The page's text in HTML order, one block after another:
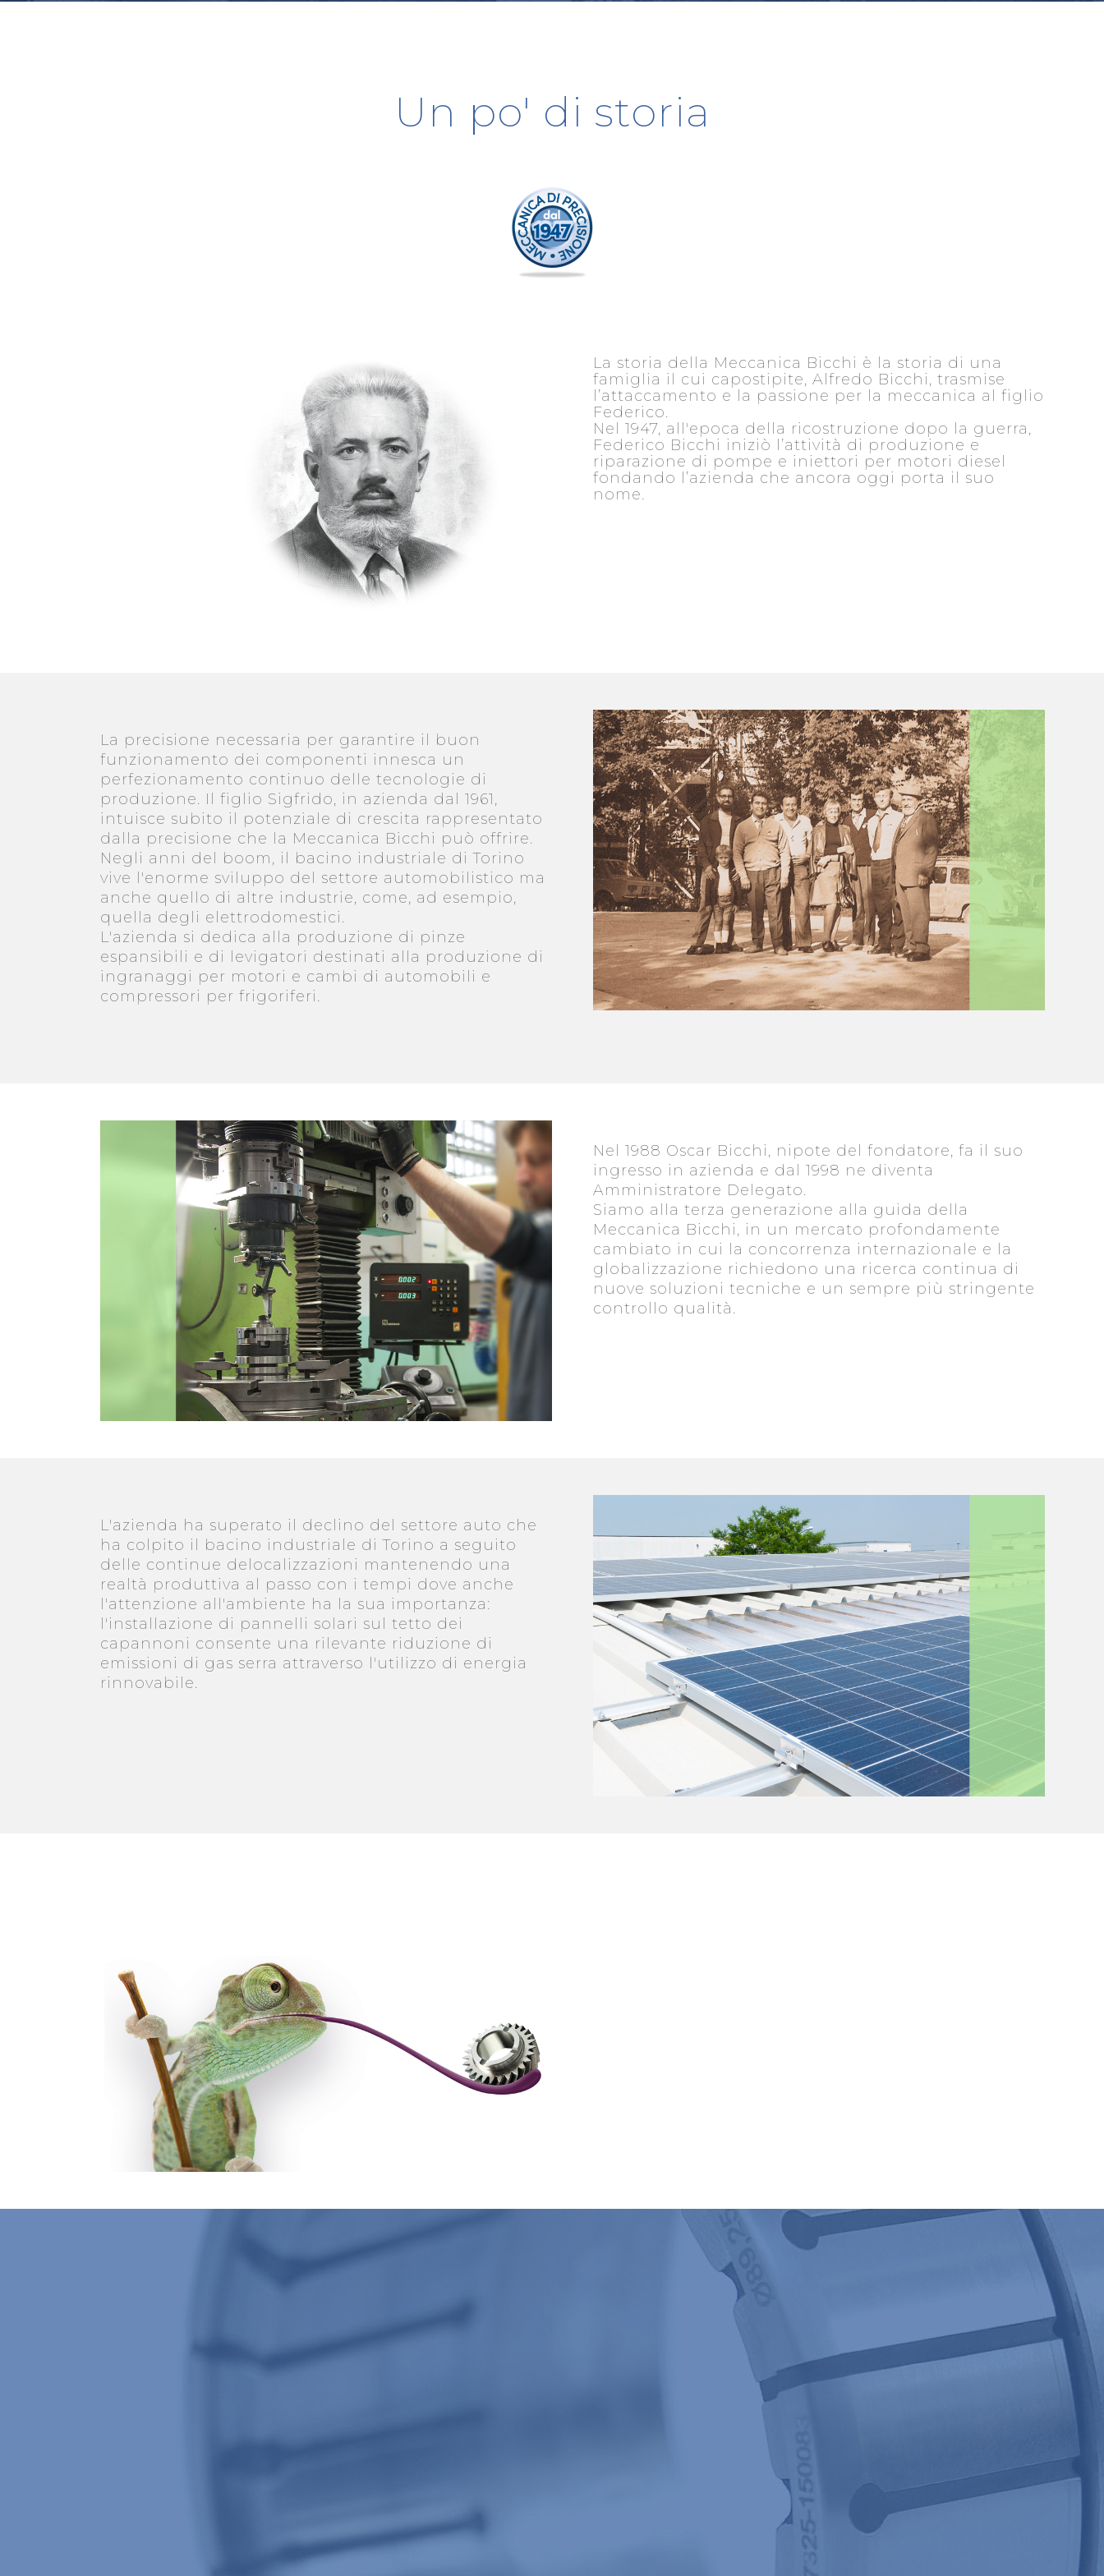
Un po' di storia
La storia della Meccanica Bicchi è la storia di una
famiglia il cui capostipite, Alfredo Bicchi, trasmise
l’attaccamento e la passione per la meccanica al figlio
Federico.
Nel 1947, all'epoca della ricostruzione dopo la guerra,
Federico Bicchi iniziò l’attività di produzione e
riparazione di pompe e iniettori per motori diesel
fondando l’azienda che ancora oggi porta il suo
nome.
La precisione necessaria per garantire il buon
funzionamento dei componenti innesca un
perfezionamento continuo delle tecnologie di
produzione. Il figlio Sigfrido, in azienda dal 1961,
intuisce subito il potenziale di crescita rappresentato
dalla precisione che la Meccanica Bicchi può offrire.
Negli anni del boom, il bacino industriale di Torino
vive l'enorme sviluppo del settore automobilistico ma
anche quello di altre industrie, come, ad esempio,
quella degli elettrodomestici.
L'azienda si dedica alla produzione di pinze
espansibili e di levigatori destinati alla produzione di
ingranaggi per motori e cambi di automobili e
compressori per frigoriferi.
Nel 1988 Oscar Bicchi, nipote del fondatore, fa il suo
ingresso in azienda e dal 1998 ne diventa
Amministratore Delegato.
Siamo alla terza generazione alla guida della
Meccanica Bicchi, in un mercato profondamente
cambiato in cui la concorrenza internazionale e la
globalizzazione richiedono una ricerca continua di
nuove soluzioni tecniche e un sempre più stringente
controllo qualità.
L'azienda ha superato il declino del settore auto che
ha colpito il bacino industriale di Torino a seguito
delle continue delocalizzazioni mantenendo una
realtà produttiva al passo con i tempi dove anche
l'attenzione all'ambiente ha la sua importanza:
l'installazione di pannelli solari sul tetto dei
capannoni consente una rilevante riduzione di
emissioni di gas serra attraverso l'utilizzo di energia
rinnovabile.